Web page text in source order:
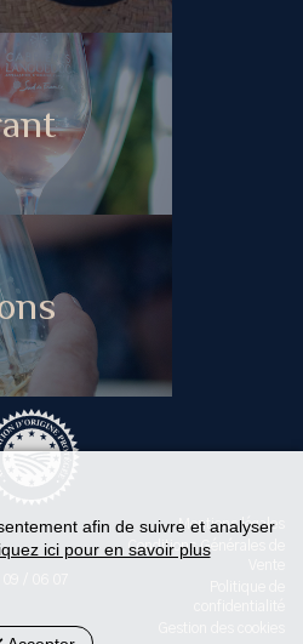
Mentions légales
Conditions Générales de
afin de suivre et analyser
ici pour en savoir plus